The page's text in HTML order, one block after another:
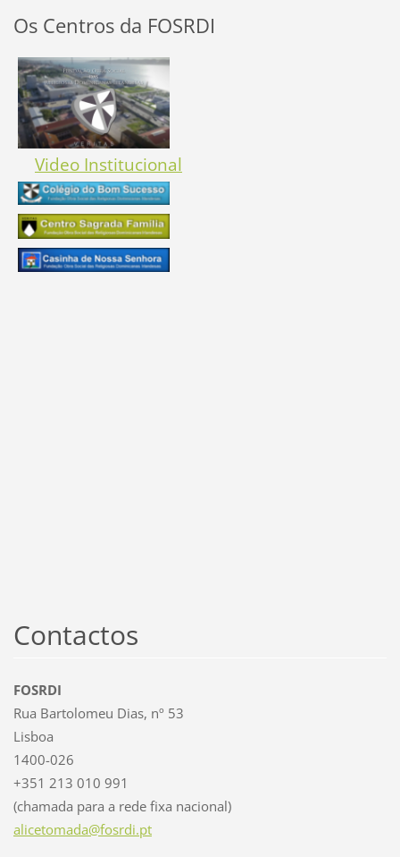
Os Centros da FOSRDI
Video Institucional
Contactos
FOSRDI
Rua Bartolomeu Dias, nº 53
Lisboa
1400-026
+351 213 010 991
(chamada para a rede fixa nacional)
alicetomada@fosrdi.pt